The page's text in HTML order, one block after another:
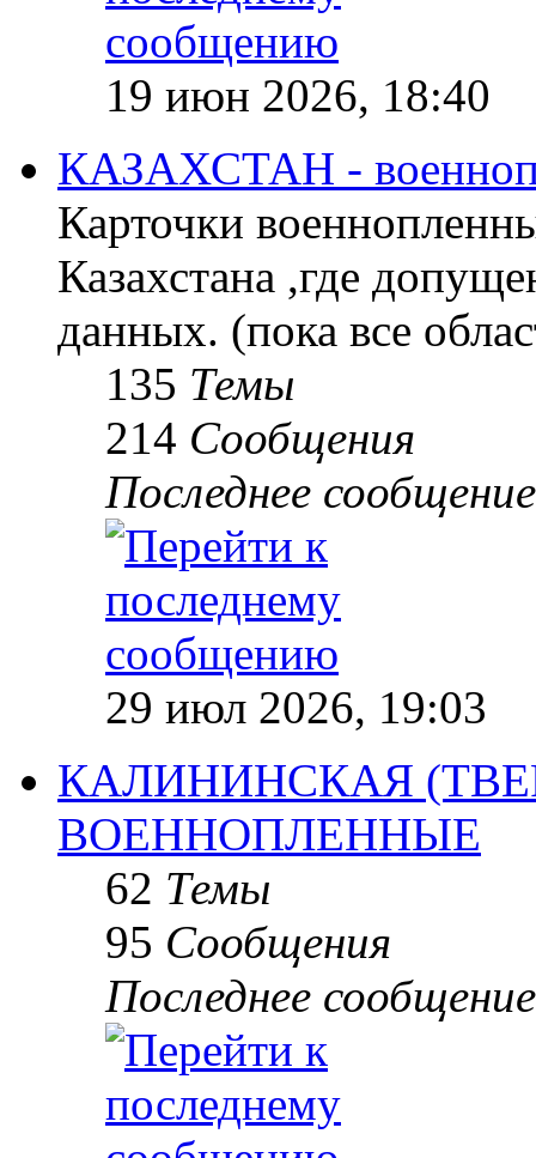
19 июн 2026, 18:40
КАЗАХСТАН -
Карточки
Казахстана ,где
данных. (пока все
135 Темы
214 Сообщения
Последнее сообщение
29 июл 2026, 19:03
КАЛИНИНСКАЯ
ВОЕННОПЛЕННЫЕ
62 Темы
95 Сообщения
Последнее сообщение